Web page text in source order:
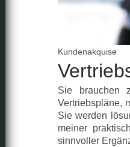
Kundenakquise
Sie brauchen
Vertriebspläne,
Sie werden
meiner
sinnvoller